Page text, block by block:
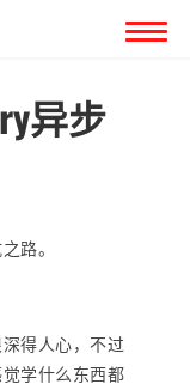
异步
路。
得人心，不过
学什么东西都